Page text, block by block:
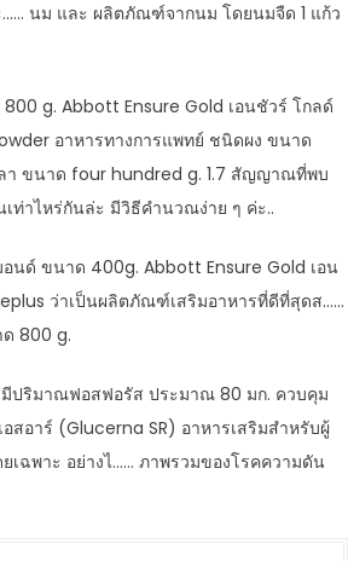
…… นม และ ผลิตภัณฑ์จากนม โดยนมจืด 1 แก้ว
g. Abbott Ensure Gold เอนชัวร์ โกลด์
อาหารทางการแพทย์ ชนิดผง ขนาด
า ขนาด four hundred g. 1.7 สัญญาณที่พบ
ท่าไหร่กันล่ะ มีวิธีคำนวณง่าย ๆ ค่ะ..
นด์ ขนาด 400g. Abbott Ensure Gold เอน
ว่าเป็นผลิตภัณฑ์เสริมอาหารที่ดีที่สุดส……
800 g.
ปริมาณฟอสฟอรัส ประมาณ 80 มก. ควบคุม
สอาร์ (Glucerna SR) อาหารเสริมสำหรับผู้
เฉพาะ อย่างไ…… ภาพรวมของโรคความดัน